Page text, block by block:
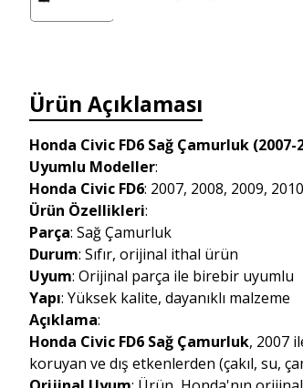
Ürün Açıklaması
Honda Civic FD6 Sağ Çamurluk (2007-
Uyumlu Modeller:
Honda Civic FD6: 2007, 2008, 2009,
Ürün Özellikleri:
Parça: Sağ Çamurluk
Durum: Sıfır, orijinal ithal ürün
Uyum: Orijinal parça ile birebir uyumlu
Yapı: Yüksek kalite, dayanıklı malzeme
Açıklama:
Honda Civic FD6 Sağ Çamurluk, 2007
koruyan ve dış etkenlerden (çakıl, su,